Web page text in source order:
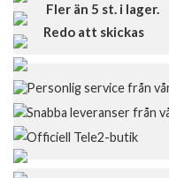
Fler än 5 st. i lager.
Redo att skickas
Personlig service från
Snabba leveranser från
Officiell Tele2-butik